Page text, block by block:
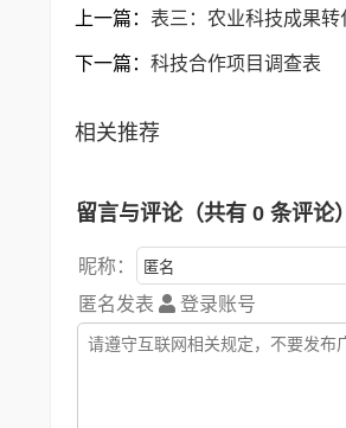
上一篇： 表三：农业科技成果
下一篇： 科技合作项目调查表
相关推荐
留言与评论（共有 0 条评论）
昵称：
匿名发表
登录账号